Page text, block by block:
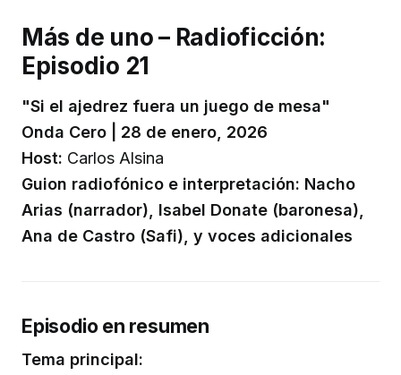
Más de uno – Radioficción:
Episodio 21
"Si el ajedrez fuera un juego de mesa"
Onda Cero | 28 de enero, 2026
Host: Carlos Alsina
Guion radiofónico e interpretación: Nacho
Arias (narrador), Isabel Donate (baronesa),
Ana de Castro (Safi), y voces adicionales
Episodio en resumen
Tema principal: